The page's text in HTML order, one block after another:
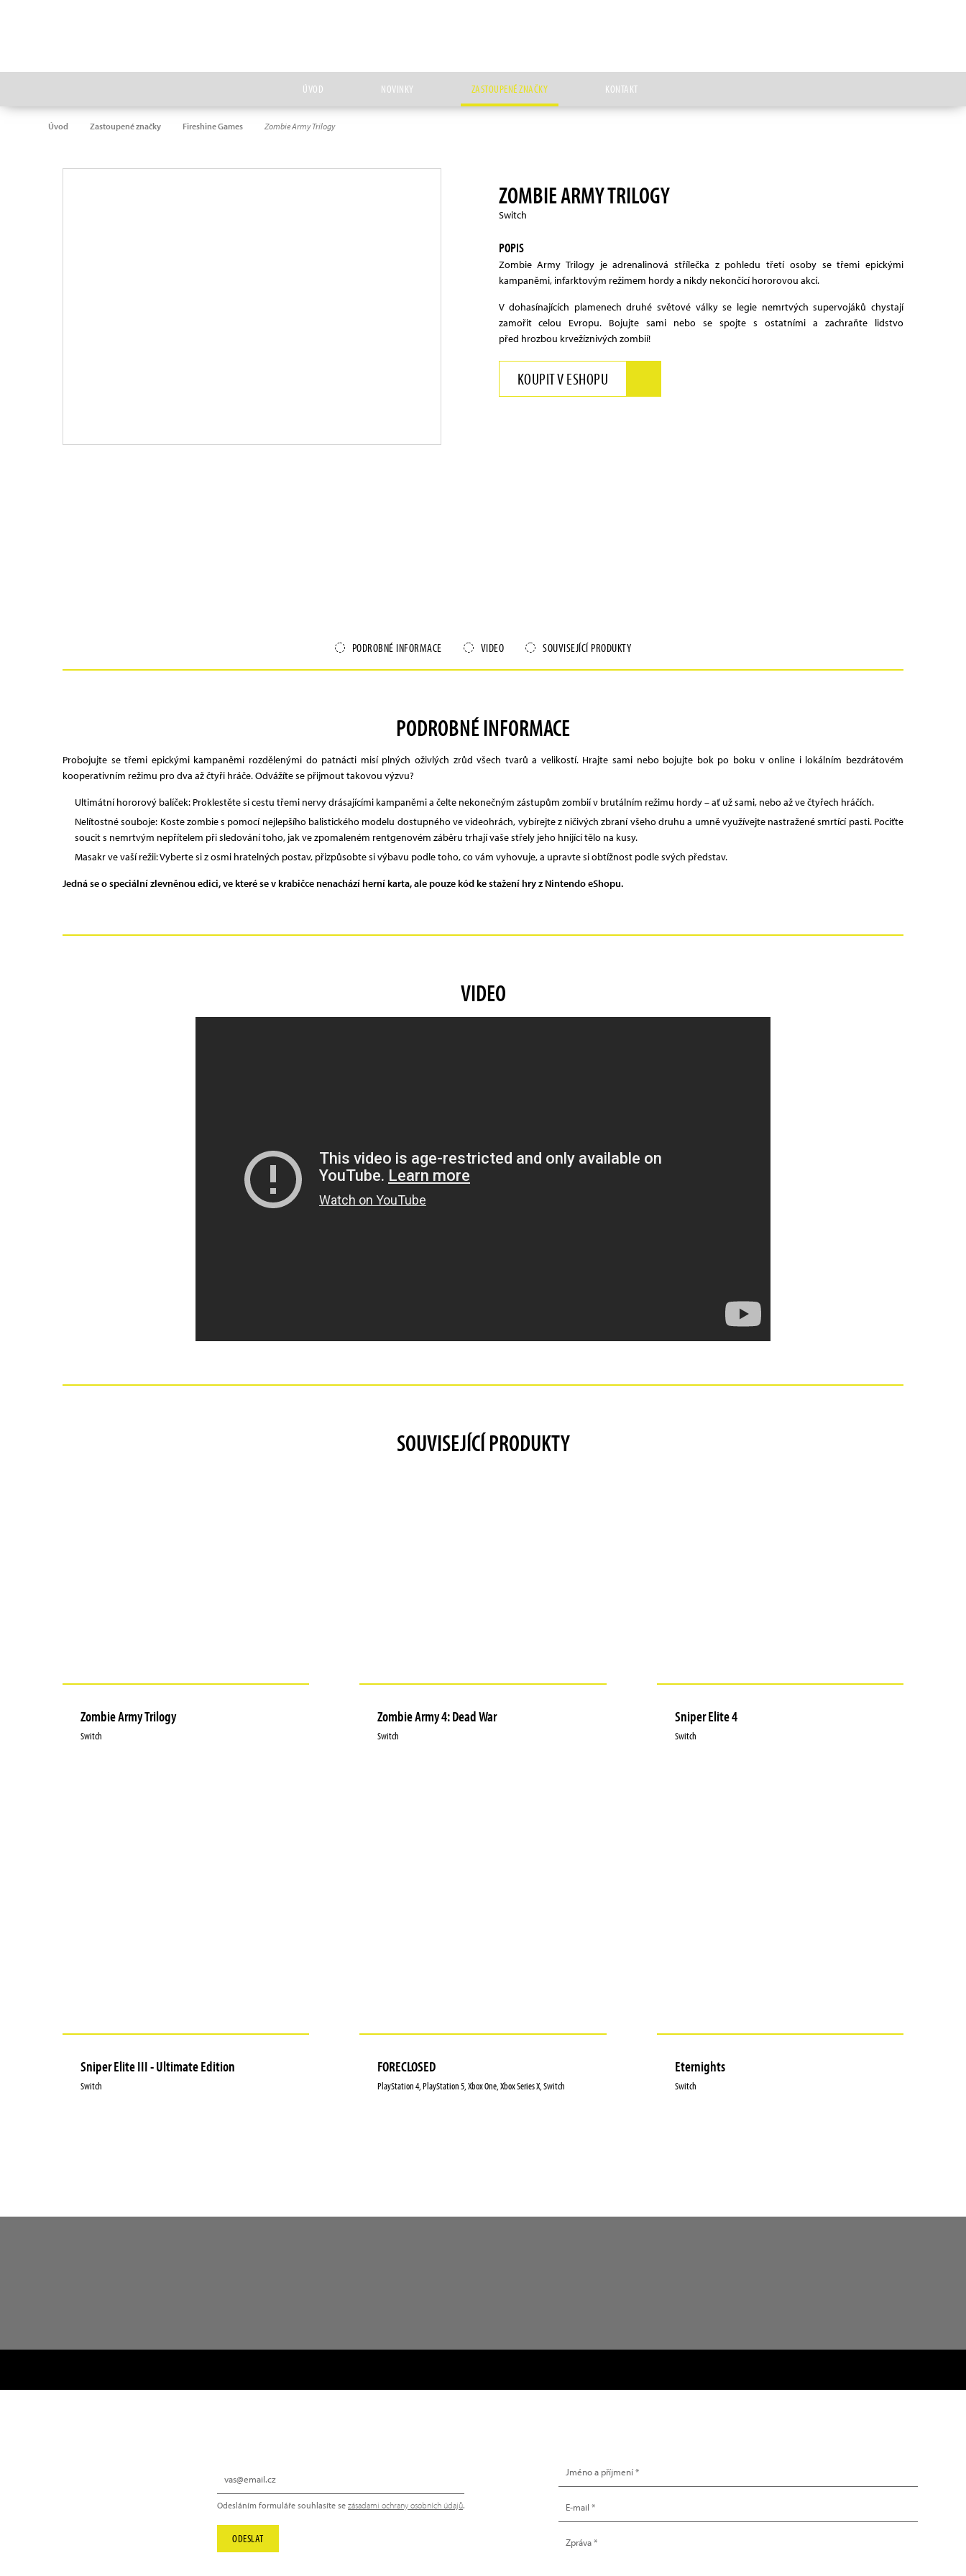
ÚVOD NOVINKY ZASTOUPENÉ ZNAČKY KONTAKT
Úvod Zastoupené značky Fireshine Games Zombie Army Trilogy
ZOMBIE ARMY TRILOGY
Switch
POPIS
Zombie Army Trilogy je adrenalinová střílečka z pohledu třetí osoby se třemi epickými
kampaněmi, infarktovým režimem hordy a nikdy nekončící hororovou akcí.
V dohasínajících plamenech druhé světové války se legie nemrtvých supervojáků chystají
zamořit celou Evropu. Bojujte sami nebo se spojte s ostatními a zachraňte lidstvo
před hrozbou krvežíznivých zombií!
KOUPIT V ESHOPU
PODROBNÉ INFORMACE VIDEO SOUVISEJÍCÍ PRODUKTY
PODROBNÉ INFORMACE
Probojujte se třemi epickými kampaněmi rozdělenými do patnácti misí plných oživlých zrůd všech tvarů a velikostí. Hrajte sami nebo bojujte bok po boku v online i lokálním bezdrátovém
kooperativním režimu pro dva až čtyři hráče. Odvážíte se přijmout takovou výzvu?
Ultimátní hororový balíček: Proklestěte si cestu třemi nervy drásajícími kampaněmi a čelte nekonečným zástupům zombií v brutálním režimu hordy – ať už sami, nebo až ve čtyřech hráčích.
Nelítostné souboje: Koste zombie s pomocí nejlepšího balistického modelu dostupného ve videohrách, vybírejte z ničivých zbraní všeho druhu a umně využívejte nastražené smrtící pasti. Pociťte
soucit s nemrtvým nepřítelem při sledování toho, jak ve zpomaleném rentgenovém záběru trhají vaše střely jeho hnijící tělo na kusy.
Masakr ve vaší režii: Vyberte si z osmi hratelných postav, přizpůsobte si výbavu podle toho, co vám vyhovuje, a upravte si obtížnost podle svých představ.
Jedná se o speciální zlevněnou edici, ve které se v krabičce nenachází herní karta, ale pouze kód ke stažení hry z Nintendo eShopu.
VIDEO
SOUVISEJÍCÍ PRODUKTY
Zombie Army Trilogy
Switch
Zombie Army 4: Dead War
Switch
Sniper Elite 4
Switch
Sniper Elite III - Ultimate Edition
Switch
FORECLOSED
PlayStation 4, PlayStation 5, Xbox One, Xbox Series X, Switch
Eternights
Switch
Odesláním formuláře souhlasíte se zásadami ochrany osobních údajů.
ODESLAT